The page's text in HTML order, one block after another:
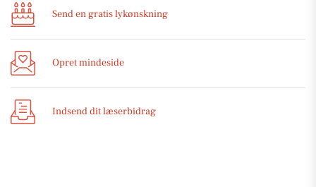
Send en gratis lykønskning
Opret mindeside
Indsend dit læserbidrag